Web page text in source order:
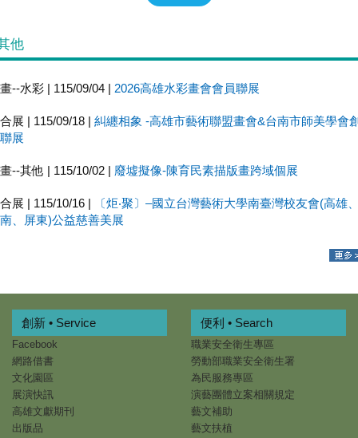
他
--水彩 | 115/09/04 | 2026高雄水彩畫會會員聯展
展 | 115/09/18 | 糾纏相象 -高雄市藝術聯盟畫會&台南市師美學會
展
--其他 | 115/10/02 | 廢墟擬像-陳育民素描版畫跨域個展
展 | 115/10/16 |
〔炬‧聚〕–國立台灣藝術大學南臺灣校友會(高雄
、屏東)公益慈善美展
創新 • Service
Facebook
網路借書
文化園區
展演快訊
高雄文獻期刊
出版品
便利 • Search
職業安全衛生專區
勞動部職業安全衛生署
為民服務專區
演藝團體立案相關規定
藝文補助
藝文扶植